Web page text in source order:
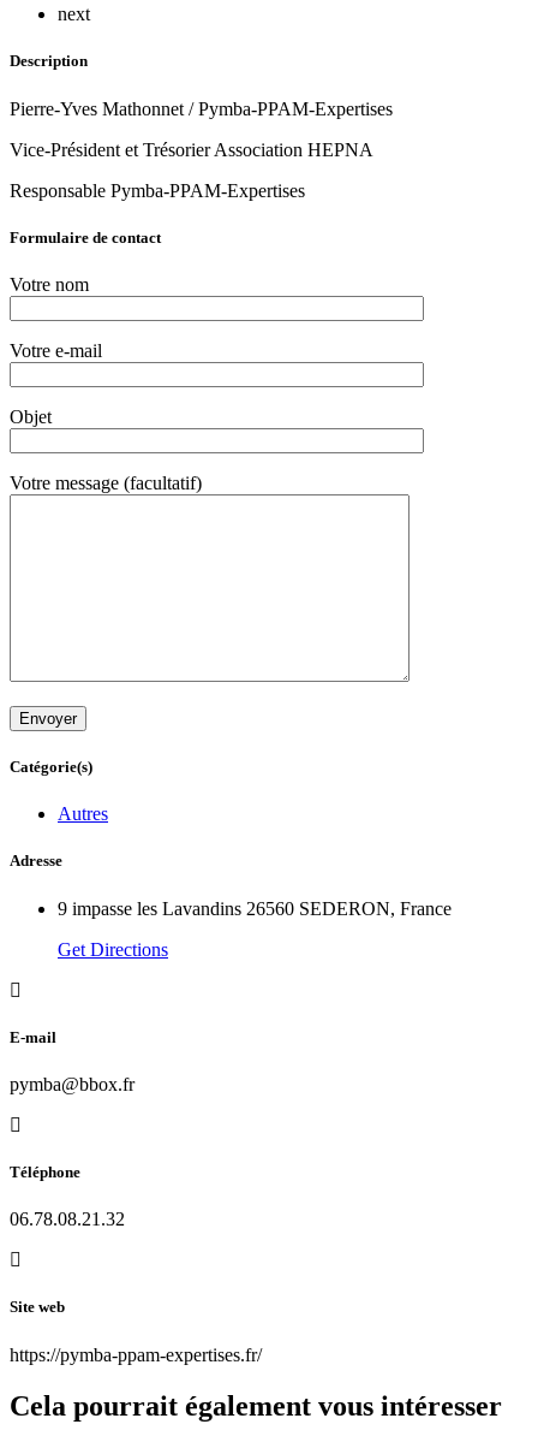
next
Description
Pierre-Yves Mathonnet / Pymba-PPAM-Expertises
Vice-Président et Trésorier Association HEPNA
Responsable Pymba-PPAM-Expertises
Formulaire de contact
Votre nom
Votre e-mail
Objet
Votre message (facultatif)
Catégorie(s)
Autres
Adresse
9 impasse les Lavandins 26560 SEDERON, France
Get Directions
E-mail
pymba@bbox.fr
Téléphone
06.78.08.21.32
Site web
https://pymba-ppam-expertises.fr/
Cela pourrait également vous intéresser